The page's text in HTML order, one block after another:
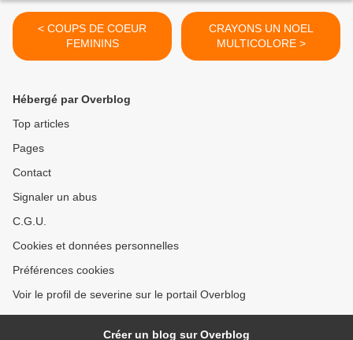
< COUPS DE COEUR
FEMININS
CRAYONS UN NOEL
MULTICOLORE >
Hébergé par Overblog
Top articles
Pages
Contact
Signaler un abus
C.G.U.
Cookies et données personnelles
Préférences cookies
Voir le profil de severine sur le portail Overblog
Créer un blog sur Overblog